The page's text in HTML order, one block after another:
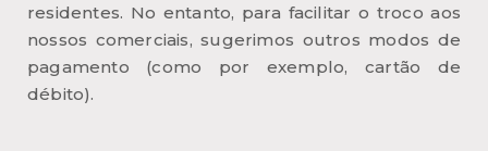
residentes. No entanto, para facilitar o troco aos
nossos comerciais, sugerimos outros modos de
pagamento (como por exemplo, cartão de
débito).